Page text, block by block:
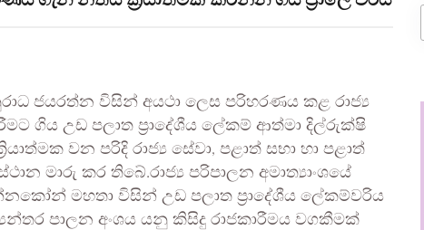
ජයරත්න විසින් අයථා ලෙස පරිහරණය කළ රාජ්‍ය
ගිය උඩ පලාත ප්‍රාදේශීය ලේකම් ආත්මා දිල්රුක්ෂි
වන පරිදි රාජ්‍ය සේවා, පළාත් සභා හා පළාත්
මාරු කර තිබේ.රාජ්‍ය පරිපාලන අමාත්‍යාංශයේ
මහතා විසින් උඩ පලාත ප්‍රාදේශීය ලේකම්වරිය
පාලන අංශය යනු කිසිදු රාජකාරීමය වගකීමක්